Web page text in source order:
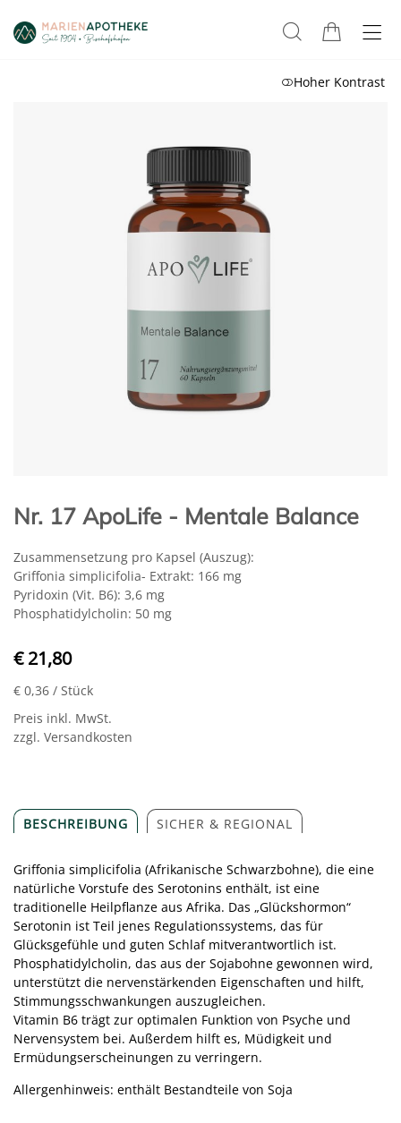
Hoher Kontrast
Nr. 17 ApoLife - Mentale Balance
Zusammensetzung pro Kapsel (Auszug):
Griffonia simplicifolia- Extrakt: 166 mg
Pyridoxin (Vit. B6): 3,6 mg
Phosphatidylcholin: 50 mg
€ 21,80
€ 0,36 / Stück
Preis inkl. MwSt.
zzgl. Versandkosten
BESCHREIBUNG SICHER & REGIONAL
Griffonia simplicifolia (Afrikanische Schwarzbohne), die eine
natürliche Vorstufe des Serotonins enthält, ist eine
traditionelle Heilpflanze aus Afrika. Das „Glückshormon“
Serotonin ist Teil jenes Regulationssystems, das für
Glücksgefühle und guten Schlaf mitverantwortlich ist.
Phosphatidylcholin, das aus der Sojabohne gewonnen wird,
unterstützt die nervenstärkenden Eigenschaften und hilft,
Stimmungsschwankungen auszugleichen.
Vitamin B6 trägt zur optimalen Funktion von Psyche und
Nervensystem bei. Außerdem hilft es, Müdigkeit und
Ermüdungserscheinungen zu verringern.
Allergenhinweis: enthält Bestandteile von Soja